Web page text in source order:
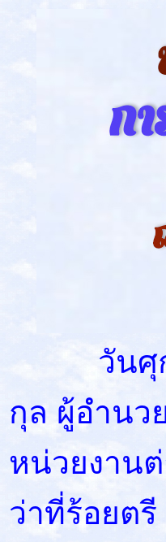
วันศุกร์
กุล ผู้อำนว
หน่วยงาน
ว่าที่ร้อยต